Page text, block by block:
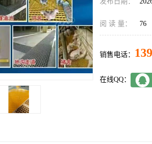
阅 读 量： 76
销售电话：
在线QQ：